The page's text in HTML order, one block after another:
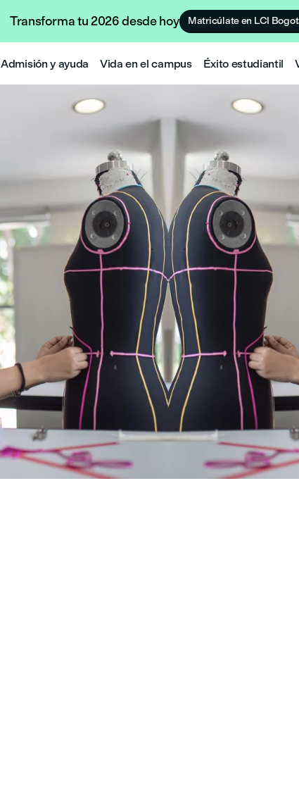
Transforma tu 2026 desde hoy Matricúlate en LCI
Admisión y ayuda Vida en el campus Éxito estudiantil